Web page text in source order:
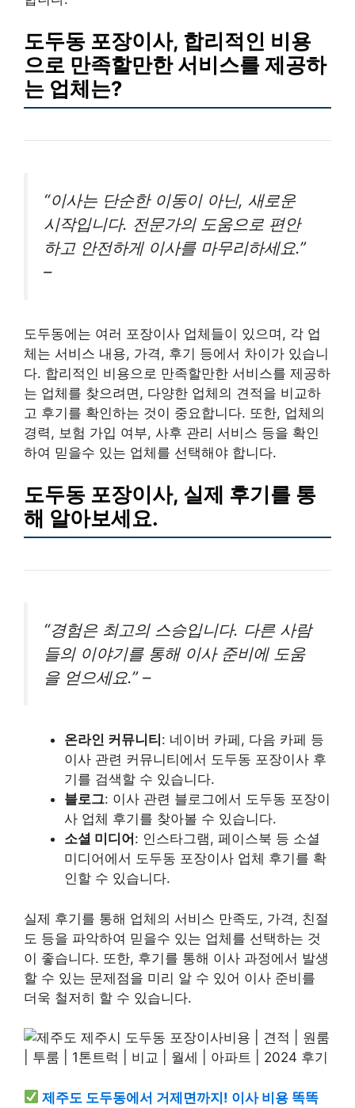
도두동 포장이사, 합리적인 비용
으로 만족할만한 서비스를 제공하
는 업체는?
“이사는 단순한 이동이 아닌, 새로운
시작입니다. 전문가의 도움으로 편안
하고 안전하게 이사를 마무리하세요.”
–
도두동에는 여러 포장이사 업체들이 있으며, 각 업
체는 서비스 내용, 가격, 후기 등에서 차이가 있습니
다. 합리적인 비용으로 만족할만한 서비스를 제공하
는 업체를 찾으려면, 다양한 업체의 견적을 비교하
고 후기를 확인하는 것이 중요합니다. 또한, 업체의
경력, 보험 가입 여부, 사후 관리 서비스 등을 확인
하여 믿을수 있는 업체를 선택해야 합니다.
도두동 포장이사, 실제 후기를 통
해 알아보세요.
“경험은 최고의 스승입니다. 다른 사람
들의 이야기를 통해 이사 준비에 도움
을 얻으세요.” –
온라인 커뮤니티 : 네이버 카페, 다음 카페 등
이사 관련 커뮤니티에서 도두동 포장이사 후
기를 검색할 수 있습니다.
블로그: 이사 관련 블로그에서 도두동 포장이
사 업체 후기를 찾아볼 수 있습니다.
소셜 미디어 : 인스타그램, 페이스북 등 소셜
미디어에서 도두동 포장이사 업체 후기를 확
인할 수 있습니다.
실제 후기를 통해 업체의 서비스 만족도, 가격, 친절
도 등을 파악하여 믿을수 있는 업체를 선택하는 것
이 좋습니다. 또한, 후기를 통해 이사 과정에서 발생
할 수 있는 문제점을 미리 알 수 있어 이사 준비를
더욱 철저히 할 수 있습니다.
제주도 도두동에서 거제면까지! 이사 비용 똑똑